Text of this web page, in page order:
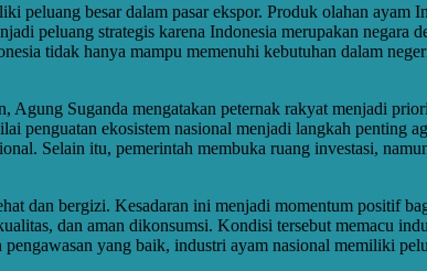
peluang besar dalam pasar ekspor. Produk olahan ayam
peluang strategis karena Indonesia merupakan
tidak hanya mampu memenuhi kebutuhan dalam
Suganda mengatakan peternak rakyat menjadi
penguatan ekosistem nasional menjadi langkah penting
Selain itu, pemerintah membuka ruang investasi,
dan bergizi. Kesadaran ini menjadi momentum positif
dan aman dikonsumsi. Kondisi tersebut memacu
yang baik, industri ayam nasional memiliki